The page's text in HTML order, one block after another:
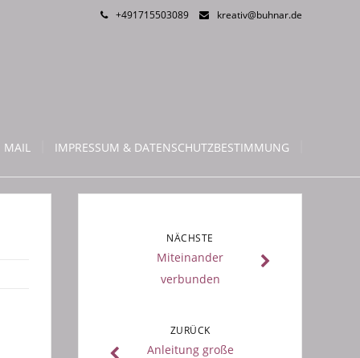
+491715503089 kreativ@buhnar.de
MAIL IMPRESSUM & DATENSCHUTZBESTIMMUNG
NÄCHSTE
Miteinander
verbunden
ZURÜCK
Anleitung große